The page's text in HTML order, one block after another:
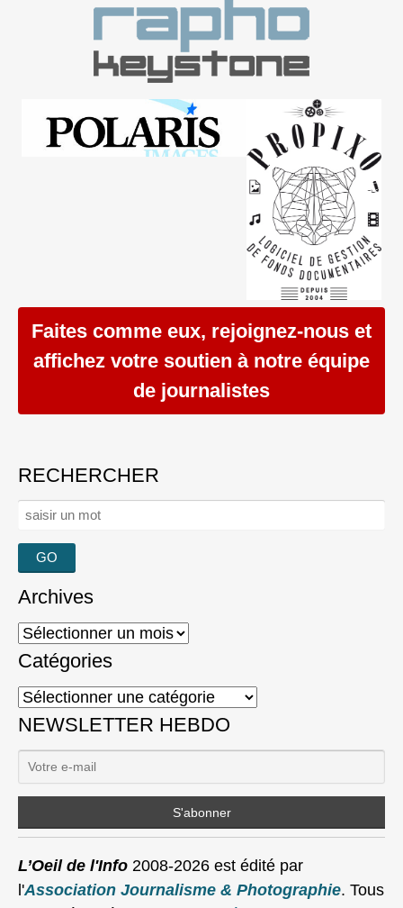
Faites comme eux, rejoignez-nous et
affichez votre soutien à notre équipe
de journalistes
RECHERCHER
Rechercher :
Archives
Archives
Catégories
Catégories
NEWSLETTER HEBDO
L’Oeil de l'Info 2008-2026 est édité par
l'Association Journalisme & Photographie. Tous